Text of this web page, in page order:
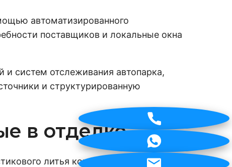
автоматизированного
поставщиков и локальные окна
и систем отслеживания автопарка,
и структурированную
в отделке
литья корпусов IoT,